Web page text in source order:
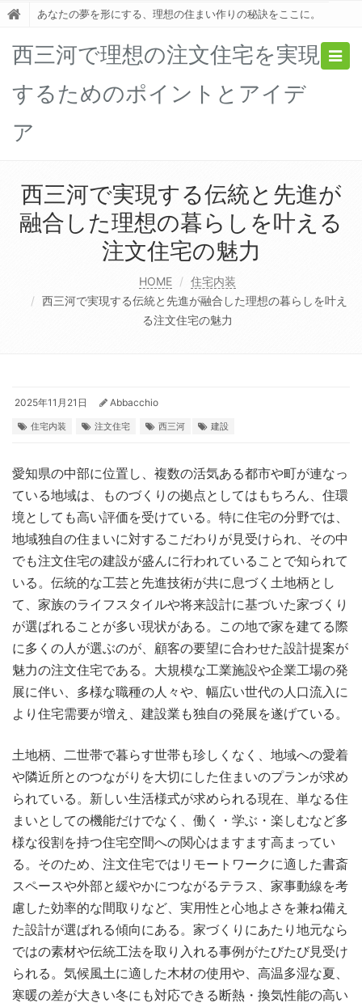
あなたの夢を形にする、理想の住まい作りの秘訣をここに。
西三河で理想の注文住宅を実現
するためのポイントとアイデ
ア
西三河で実現する伝統と先進が
融合した理想の暮らしを叶える
注文住宅の魅力
HOME
住宅内装
西三河で実現する伝統と先進が融合した理想の暮らしを叶え
る注文住宅の魅力
2025年11月21日 Abbacchio
住宅内装 注文住宅 西三河 建設
愛知県の中部に位置し、複数の活気ある都市や町が連なっ
ている地域は、ものづくりの拠点としてはもちろん、住環
境としても高い評価を受けている。 特に住宅の分野では、
地域独自の住まいに対するこだわりが見受けられ、その中
でも注文住宅の建設が盛んに行われていることで知られて
いる。伝統的な工芸と先進技術が共に息づく土地柄とし
て、家族のライフスタイルや将来設計に基づいた家づくり
が選ばれることが多い現状がある。この地で家を建てる際
に多くの人が選ぶのが、顧客の要望に合わせた設計提案が
魅力の注文住宅である。大規模な工業施設や企業工場の発
展に伴い、多様な職種の人々や、幅広い世代の人口流入に
より住宅需要が増え、建設業も独自の発展を遂げている。
土地柄、二世帯で暮らす世帯も珍しくなく、地域への愛着
や隣近所とのつながりを大切にした住まいのプランが求め
られている。新しい生活様式が求められる現在、単なる住
まいとしての機能だけでなく、働く・学ぶ・楽しむなど多
様な役割を持つ住宅空間への関心はますます高まってい
る。そのため、注文住宅ではリモートワークに適した書斎
スペースや外部と緩やかにつながるテラス、家事動線を考
慮した効率的な間取りなど、実用性と心地よさを兼ね備え
た設計が選ばれる傾向にある。家づくりにあたり地元なら
ではの素材や伝統工法を取り入れる事例がたびたび見受け
られる。気候風土に適した木材の使用や、高温多湿な夏、
寒暖の差が大きい冬にも対応できる断熱・換気性能の高い